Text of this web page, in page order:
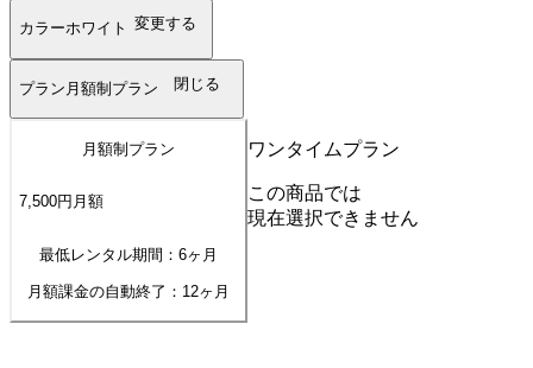
カラーホワイト 変更する
プラン 月額制プラン 閉じる
月額制プラン
7,500円 月額
最低レンタル期間：6ヶ月
月額課金の自動終了： 12ヶ月
ワンタイムプラン
この商品では
現在選択できません